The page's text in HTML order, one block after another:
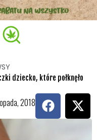
dziecko, które połknęło
2018 F
a
c
X
-
t